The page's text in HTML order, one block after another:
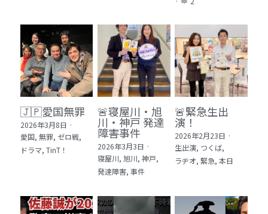
🇯🇵愛国無罪
2026年3月8日 ·
愛国, 無罪, ゼロ戦,
ドラマ, TinT！
🚨寝屋川・旭
川・神戸 発達
障害事件
2026年3月3日 ·
寝屋川, 旭川, 神戸,
発達障害, 事件
🚨緊急生出
演！
2026年2月23日 ·
生出演, つくば,
ラヂオ, 緊急, 本日